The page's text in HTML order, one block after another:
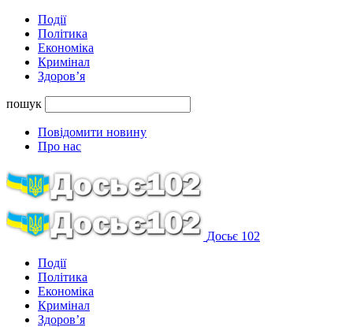
Події
Політика
Економіка
Кримінал
Здоров’я
пошук
Повідомити новину
Про нас
Досьє 102
Події
Політика
Економіка
Кримінал
Здоров’я